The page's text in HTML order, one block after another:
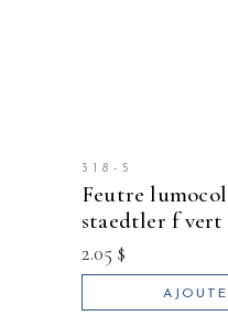
318-5
feutre lumocolor permanent
staedtler f vert
2.05 $